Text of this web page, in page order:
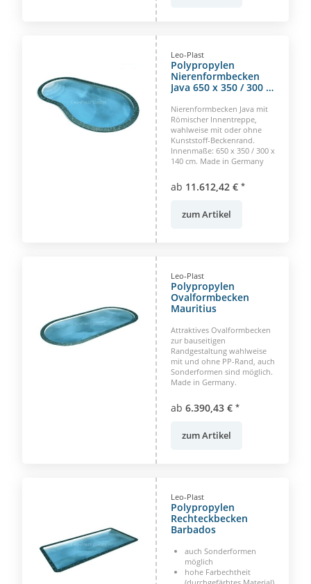
Leo-Plast
Polypropylen
Nierenformbecken
Java 650 x 350 / 300 x
Nierenformbecken Java mit
Römischer Innentreppe,
wahlweise mit oder ohne
Kunststoff-Beckenrand.
Innenmaße: 650 x 350 / 300 x
140 cm. Made in Germany
ab 11.612,42 € *
zum Artikel
Leo-Plast
Polypropylen
Ovalformbecken
Mauritius
Attraktives Ovalformbecken
zur bauseitigen
Randgestaltung wahlweise
mit und ohne PP-Rand, auch
Sonderformen sind möglich.
Made in Germany.
ab 6.390,43 € *
zum Artikel
Leo-Plast
Polypropylen
Rechteckbecken
Barbados
auch Sonderformen
möglich
hohe Farbechtheit